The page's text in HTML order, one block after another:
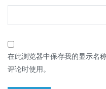
在此浏览器中保存我的显示名
评论时使用。